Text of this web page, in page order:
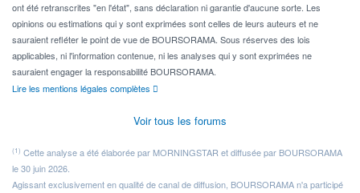
ont été retranscrites "en l'état", sans déclaration ni garantie d'aucune sorte. Les
opinions ou estimations qui y sont exprimées sont celles de leurs auteurs et ne
sauraient refléter le point de vue de BOURSORAMA. Sous réserves des lois
applicables, ni l'information contenue, ni les analyses qui y sont exprimées ne
sauraient engager la responsabilité BOURSORAMA.
Lire les mentions légales complètes
Voir tous les forums
(1) Cette analyse a été élaborée par MORNINGSTAR et diffusée par BOURSORAMA
le 30 juin 2026.
Agissant exclusivement en qualité de canal de diffusion, BOURSORAMA n'a participé